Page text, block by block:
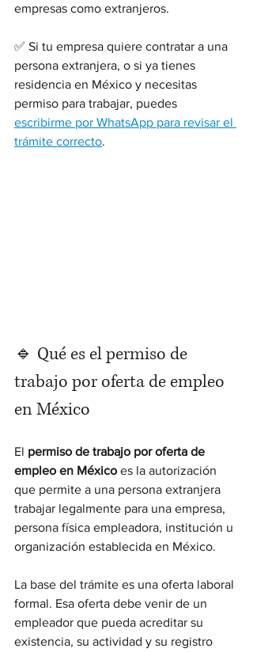
empresas como extranjeros.
✅ Si tu empresa quiere contratar a una
persona extranjera, o si ya tienes
residencia en México y necesitas
permiso para trabajar, puedes
escribirme por WhatsApp para revisar el
trámite correcto.
🔹 Qué es el permiso de
trabajo por oferta de empleo
en México
El permiso de trabajo por oferta de
empleo en México es la autorización
que permite a una persona extranjera
trabajar legalmente para una empresa,
persona física empleadora, institución u
organización establecida en México.
La base del trámite es una oferta laboral
formal. Esa oferta debe venir de un
empleador que pueda acreditar su
existencia, su actividad y su registro